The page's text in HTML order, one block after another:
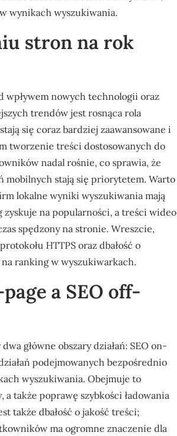
wynikach wyszukiwania.
stron na rok
nowych technologii oraz
trendów jest rosnąca rola
się coraz bardziej zaawansowane i
tworzenie treści dostosowanych do
nadal rośnie, co sprawia, że
mobilnych stają się priorytetem. Warto
lokalne wyniki wyszukiwania mają
na popularności, a treści wideo
spędzony na stronie. Wreszcie,
HTTPS oraz dbałość o
ranking w wyszukiwarkach.
a SEO off-
główne obszary działań: SEO on-
podejmowanych bezpośrednio
wyszukiwania. Obejmuje to
także poprawę szybkości ładowania
także dbałość o jakość treści;
ma ogromne znaczenie dla